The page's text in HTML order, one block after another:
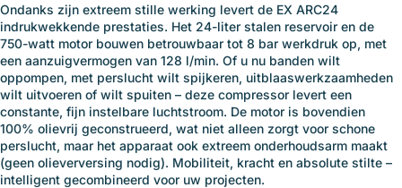
Ondanks zijn extreem stille werking levert de EX ARC24
indrukwekkende prestaties. Het 24-liter stalen reservoir en de
750-watt motor bouwen betrouwbaar tot 8 bar werkdruk op, met
een aanzuigvermogen van 128 l/min. Of u nu banden wilt
oppompen, met perslucht wilt spijkeren, uitblaaswerkzaamheden
wilt uitvoeren of wilt spuiten – deze compressor levert een
constante, fijn instelbare luchtstroom. De motor is bovendien
100% olievrij geconstrueerd, wat niet alleen zorgt voor schone
perslucht, maar het apparaat ook extreem onderhoudsarm maakt
(geen olieverversing nodig). Mobiliteit, kracht en absolute stilte –
intelligent gecombineerd voor uw projecten.